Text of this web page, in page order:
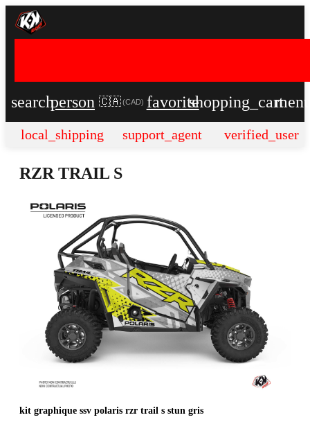
searchperson 🇨🇦 (CAD) favoriteshopping_cart
local_shipping support_agent verified_user
RZR TRAIL S
kit graphique ssv polaris rzr trail s stun gris